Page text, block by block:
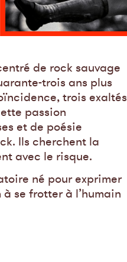
de rock sauvage
trois ans plus
trois exaltés
passion
et de poésie
Ils cherchent la
avec le risque.
né pour exprimer
se frotter à l’humain